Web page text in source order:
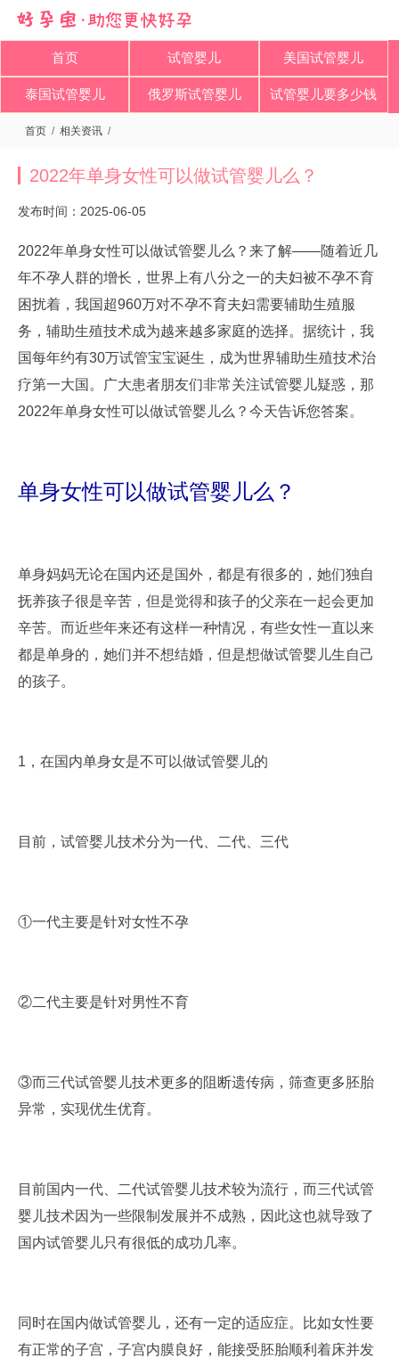
首页 试管婴儿 美国试管婴儿
泰国试管婴儿 俄罗斯试管婴儿 试管婴儿要多少钱
首页 / 相关资讯 /
2022年单身女性可以做试管婴儿么？
发布时间：2025-06-05
2022年单身女性可以做试管婴儿么？来了解——随着近几
年不孕人群的增长，世界上有八分之一的夫妇被不孕不育
困扰着，我国超960万对不孕不育夫妇需要辅助生殖服
务，辅助生殖技术成为越来越多家庭的选择。据统计，我
国每年约有30万试管宝宝诞生，成为世界辅助生殖技术治
疗第一大国。广大患者朋友们非常关注试管婴儿疑惑，那
2022年单身女性可以做试管婴儿么？今天告诉您答案。
单身女性可以做试管婴儿么？
单身妈妈无论在国内还是国外，都是有很多的，她们独自
抚养孩子很是辛苦，但是觉得和孩子的父亲在一起会更加
辛苦。而近些年来还有这样一种情况，有些女性一直以来
都是单身的，她们并不想结婚，但是想做试管婴儿生自己
的孩子。
1，在国内单身女是不可以做试管婴儿的
目前，试管婴儿技术分为一代、二代、三代
①一代主要是针对女性不孕
②二代主要是针对男性不育
③而三代试管婴儿技术更多的阻断遗传病，筛查更多胚胎
异常，实现优生优育。
目前国内一代、二代试管婴儿技术较为流行，而三代试管
婴儿技术因为一些限制发展并不成熟，因此这也就导致了
国内试管婴儿只有很低的成功几率。
同时在国内做试管婴儿，还有一定的适应症。比如女性要
有正常的子宫，子宫内膜良好，能接受胚胎顺利着床并发